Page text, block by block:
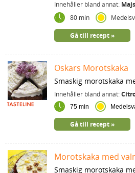
Innehåller bland annat:
80 min
Gå till recept
Oskars Morotskaka
Smaskig morotskaka
Innehåller bland annat:
75 min
Gå till recept
Morotskaka med
Smaskig morotskaka